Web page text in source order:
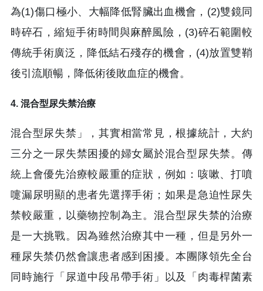
為(1)傷口極小、大幅降低腎臟出血機會，(2)雙鏡同
時碎石，縮短手術時間與麻醉風險，(3)碎石範圍較
傳統手術廣泛，降低結石殘存的機會，(4)放置雙鞘
後引流順暢，降低術後敗血症的機會。
4. 混合型尿失禁治療
混合型尿失禁」，其實相當常見，根據統計，大約
三分之一尿失禁困擾的婦女屬於混合型尿失禁。傳
統上會優先治療較嚴重的症狀，例如：咳嗽、打噴
嚏漏尿明顯的患者先選擇手術；如果是急迫性尿失
禁較嚴重，以藥物控制為主。混合型尿失禁的治療
是一大挑戰。因為雖然治療其中一種，但是另外一
種尿失禁仍然會讓患者感到困擾。本團隊領先全台
同時施行「尿道中段吊帶手術」以及「肉毒桿菌素